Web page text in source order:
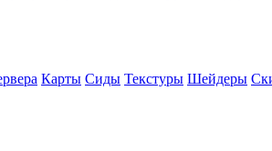
Карты Сиды Текстуры Шейдеры